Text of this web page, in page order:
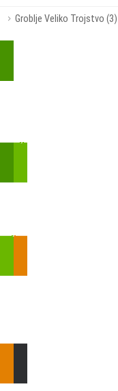
Groblje Veliko Trojstvo (3)